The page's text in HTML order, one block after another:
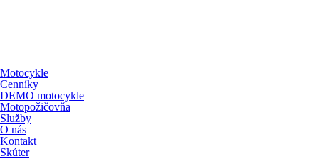
Motocykle
Cenníky
DEMO motocykle
Motopožičovňa
Služby
O nás
Kontakt
Skúter